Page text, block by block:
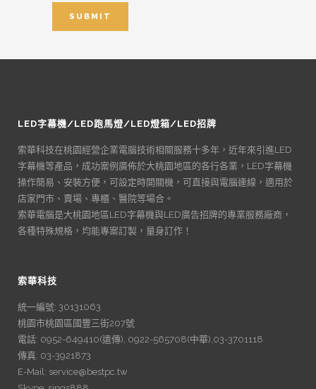
LED字幕機/LED跑馬燈/LED燈箱/LED招牌
索華科技在桃園經營企業電腦技術相關服務十多年，近年來引進LED
字幕機等產品，成功案例廣佈於大桃園地區的各行各業，LED字幕機
操作簡易、安裝方便，可設定時開關機，可直接與電腦連線，適用於
店家門市、賣場、專櫃、醫院等場合。
索華電腦是大桃園地區LED字幕機與LED廣告招牌的專業服務廠商，
各種特殊規格，均能專案訂製，量身訂作！
索華科技
統一編號: 30131063
桃園市桃園區國豐三街207號
電話: 0952-649410(遠傳), 0922-565708(中華),03-3701118
傳真: 03-3921873
E-Mail: service@bestpc.tw